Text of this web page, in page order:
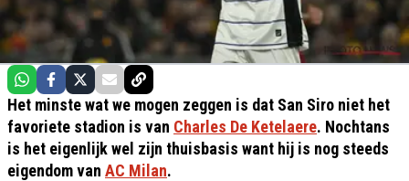
Het minste wat we mogen zeggen is dat San Siro niet het
favoriete stadion is van Charles De Ketelaere. Nochtans
is het eigenlijk wel zijn thuisbasis want hij is nog steeds
eigendom van AC Milan.